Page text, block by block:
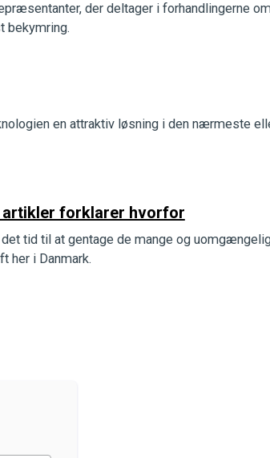
der deltager i forhandlingerne
bekymring.
en attraktiv løsning i den nærmeste
artikler forklarer hvorfor
tid til at gentage de mange og
her i Danmark.